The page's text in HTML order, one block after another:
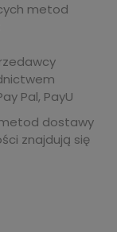
metod
Pal, PayU
dostawy
znajdują się